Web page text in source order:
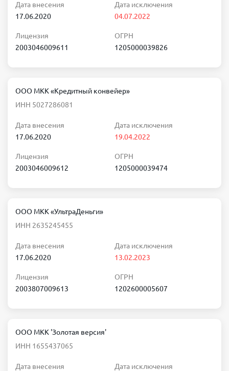
Дата внесения
17.06.2020
Дата исключения
04.07.2022
Лицензия
2003046009611
ОГРН
1205000039826
ООО МКК «Кредитный конвейер»
ИНН 5027286081
Дата внесения
17.06.2020
Дата исключения
19.04.2022
Лицензия
2003046009612
ОГРН
1205000039474
ООО МКК «УльтраДеньги»
ИНН 2635245455
Дата внесения
17.06.2020
Дата исключения
13.02.2023
Лицензия
2003807009613
ОГРН
1202600005607
ООО МКК 'Золотая версия'
ИНН 1655437065
Дата внесения
Дата исключения